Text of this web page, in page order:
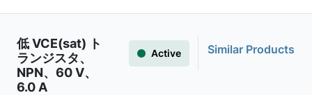
低 VCE(sat) ト
ランジスタ、
NPN、60 V、
6.0 A
Active Similar Products